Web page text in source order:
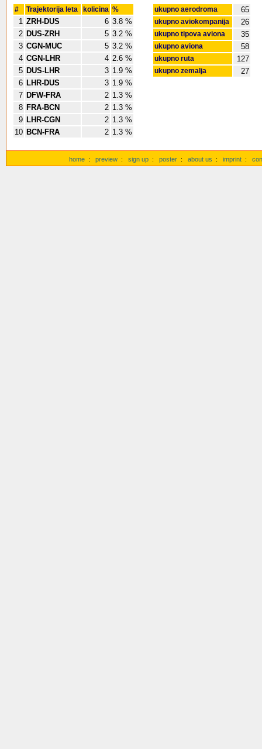
# Trajektorija leta kolicina %
1 ZRH-DUS 6 3.8 %
2 DUS-ZRH 5 3.2 %
3 CGN-MUC 5 3.2 %
4 CGN-LHR 4 2.6 %
5 DUS-LHR 3 1.9 %
6 LHR-DUS 3 1.9 %
7 DFW-FRA 2 1.3 %
8 FRA-BCN 2 1.3 %
9 LHR-CGN 2 1.3 %
10 BCN-FRA 2 1.3 %
ukupno aerodroma 65
ukupno aviokompanija 26
ukupno tipova aviona 35
ukupno aviona 58
ukupno ruta 127
ukupno zemalja 27
home : preview : sign up : poster : about us : imprint :